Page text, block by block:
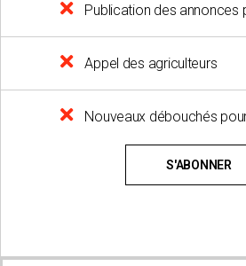
Publication des annonces
Appel des agriculteurs
Nouveaux débouchés
S'ABONNER